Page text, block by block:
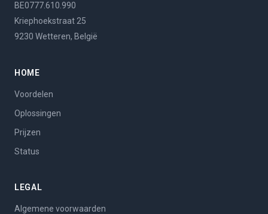
BE0777.610.990
Kriephoekstraat 25
9230 Wetteren, België
HOME
Voordelen
Oplossingen
Prijzen
Status
LEGAL
Algemene voorwaarden